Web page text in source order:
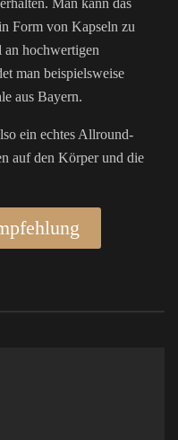
Form von Kapseln zu
an hochwertigen
man beispielsweise
aus Bayern.
ein echtes Allround-
auf den Körper und die